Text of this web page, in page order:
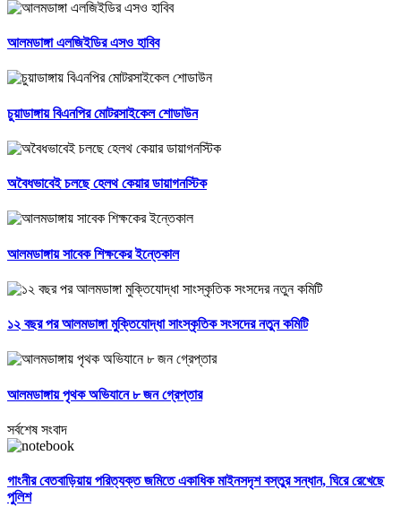
আলমডাঙ্গা এলজিইডির এসও হাবিব
চুয়াডাঙ্গায় বিএনপির মোটরসাইকেল শোডাউন
অবৈধভাবেই চলছে হেলথ কেয়ার ডায়াগনস্টিক
আলমডাঙ্গায় সাবেক শিক্ষকের ইন্তেকাল
১২ বছর পর আলমডাঙ্গা মুক্তিযোদ্ধা সাংস্কৃতিক সংসদের নতুন কমিটি
আলমডাঙ্গায় পৃথক অভিযানে ৮ জন গ্রেপ্তার
সর্বশেষ সংবাদ
গাংনীর বেতবাড়িয়ায় পরিত্যক্ত জমিতে একাধিক মাইনসদৃশ বস্তুর সন্ধান, ঘিরে রেখেছে
পুলিশ